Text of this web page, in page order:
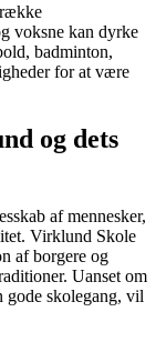
voksne kan dyrke
badminton,
for at være
og dets
af mennesker,
Virklund Skole
af borgere og
Uanset om
gode skolegang, vil